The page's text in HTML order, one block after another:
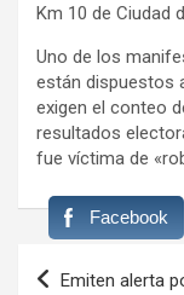
Km 10 de Ciudad
Uno de los
están dispuestos
exigen el conteo
resultados
fue víctima de
Facebook
Navegación
Emiten alerta